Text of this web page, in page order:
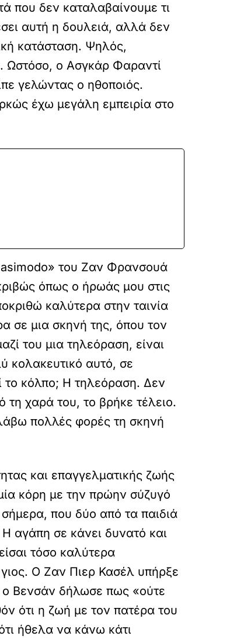
που δεν καταλαβαίνουμε τι
αυτή η δουλειά, αλλά δεν
κατάσταση. Ψηλός,
Ωστόσο, ο Ασγκάρ Φαραντί
γελώντας ο ηθοποιός.
έχω μεγάλη εμπειρία στο
του Ζαν Φρανσουά
όπως ο ήρωάς μου στις
καλύτερα στην ταινία
σε μια σκηνή της, όπου τον
του μια τηλεόραση, είναι
κολακευτικό αυτό, σε
το κόλπο; Η τηλεόραση. Δεν
χαρά του, το βρήκε τέλειο.
πολλές φορές τη σκηνή
και επαγγελματικής ζωής
κόρη με την πρώην σύζυγό
που δύο από τα παιδιά
αγάπη σε κάνει δυνατό και
τόσο καλύτερα
Ο Ζαν Πιερ Κασέλ υπήρξε
ο Βενσάν δήλωσε πως «ούτε
ότι η ζωή με τον πατέρα του
ήθελα να κάνω κάτι